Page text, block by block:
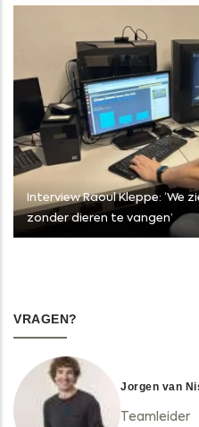
Interview Raoul Kleppe: ‘We
zonder dieren te vangen’
VRAGEN?
Jorgen van
Teamleider